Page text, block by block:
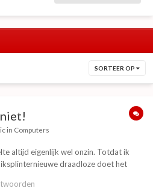
SORTEER OP
in Computers
altijd eigenlijk wel onzin. Totdat ik
draadloze doet het